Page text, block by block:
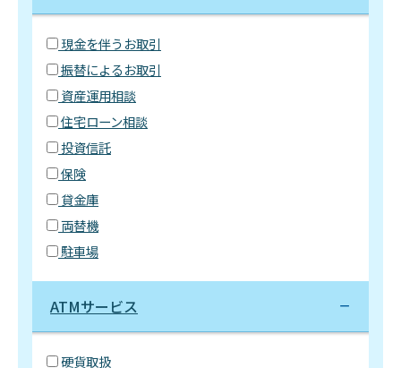
現金を伴うお取引
振替によるお取引
資産運用相談
住宅ローン相談
投資信託
保険
貸金庫
両替機
駐車場
ATMサービス
硬貨取扱